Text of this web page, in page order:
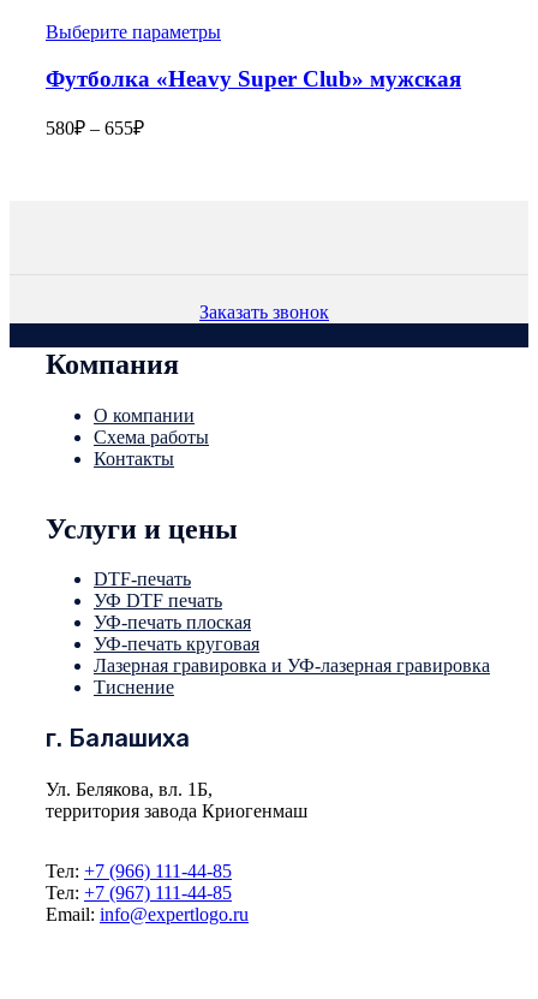
Выберите параметры
Футболка «Heavy Super Club» мужская
580₽ – 655₽
Заказать звонок
Компания
О компании
Схема работы
Контакты
Услуги и цены
DTF-печать
УФ DTF печать
УФ-печать плоская
УФ-печать круговая
Лазерная гравировка и УФ-лазерная гравировка
Тиснение
г. Балашиха
Ул. Белякова, вл. 1Б,
территория завода Криогенмаш
Тел: +7 (966) 111-44-85
Тел: +7 (967) 111-44-85
Email: info@expertlogo.ru